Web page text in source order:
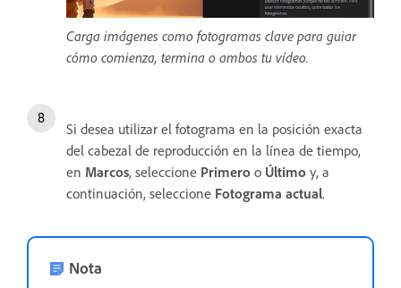
Carga imágenes como fotogramas clave para guiar
cómo comienza, termina o ambos tu vídeo.
Si desea utilizar el fotograma en la posición exacta
del cabezal de reproducción en la línea de tiempo,
en Marcos, seleccione Primero o Último y, a
continuación, seleccione Fotograma actual.
Nota